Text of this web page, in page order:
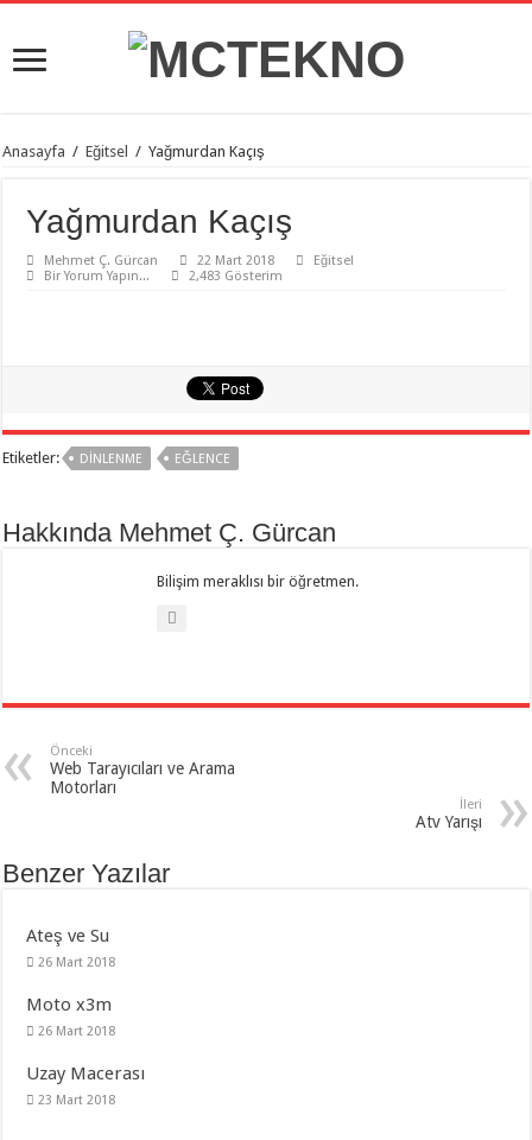
Anasayfa / Eğitsel / Yağmurdan Kaçış
Yağmurdan Kaçış
Mehmet Ç. Gürcan 22 Mart 2018
Eğitsel
Bir Yorum Yapın...
2,483 Gösterim
Etiketler: DINLENME EĞLENCE
Hakkında Mehmet Ç. Gürcan
Bilişim meraklısı bir öğretmen.
Önceki
Web Tarayıcıları ve Arama
Motorları
İleri
Atv Yarışı
Benzer Yazılar
Ateş ve Su
26 Mart 2018
Moto x3m
26 Mart 2018
Uzay Macerası
23 Mart 2018